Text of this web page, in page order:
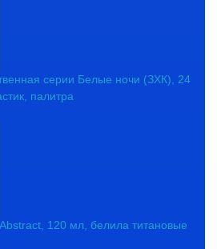
серии Белые ночи (ЗХК), 24
палитра
120 мл, белила титановые